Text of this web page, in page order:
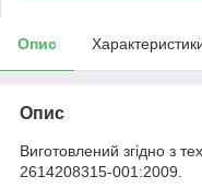
Опис
Опис
Виготовлений згідно з
2614208315-001:2009.